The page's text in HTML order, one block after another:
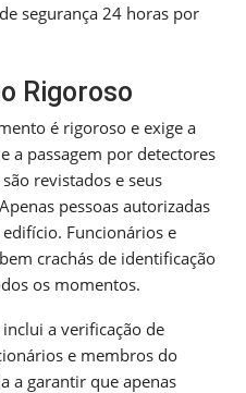
segurança 24 horas por
Rigoroso
é rigoroso e exige a
a passagem por detectores
revistados e seus
pessoas autorizadas
Funcionários e
crachás de identificação
os momentos.
a verificação de
e membros do
a garantir que apenas